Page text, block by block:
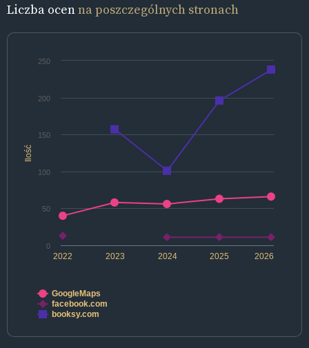
Liczba ocenna poszczególnych stronach
Ilość
2022 2024 2026
2023 2025
0
50
100
150
200
250
GoogleMaps
facebook.com
booksy.com